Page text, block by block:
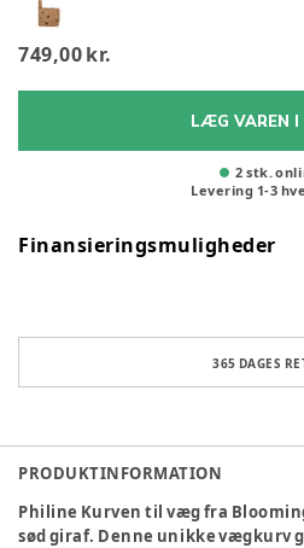
749,00 kr.
LÆG VAREN I
2 stk.
Levering 1-3
Finansieringsmuligheder
365 DAGES
PRODUKTINFORMATION
Philine Kurven til væg fra
sød giraf. Denne unikke vægkurv